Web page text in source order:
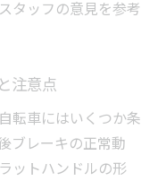
タッフの意見を参考
注意点
転車にはいくつか条
ブレーキの正常動
ットハンドルの形